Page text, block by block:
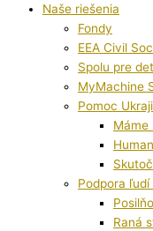
Naše riešenia
Fondy
EEA Civil
Spolu pre
MyMachine
Pomoc
Máme
Podpora
Raná